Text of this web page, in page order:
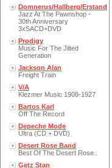
Domnerus/Hallberg/Erstand
Jazz At The Pawnshop -
30th Anniversary
3xSACD+DVD
Prodigy
Music For The Jilted
Generation
Jackson Alan
Freight Train
V/A
Klezmer Music 1908-1927
Bartos Karl
Off The Record
Depeche Mode
Ultra (CD + DVD)
Desert Rose Band
Best Of The Desert Rose..
Getz Stan